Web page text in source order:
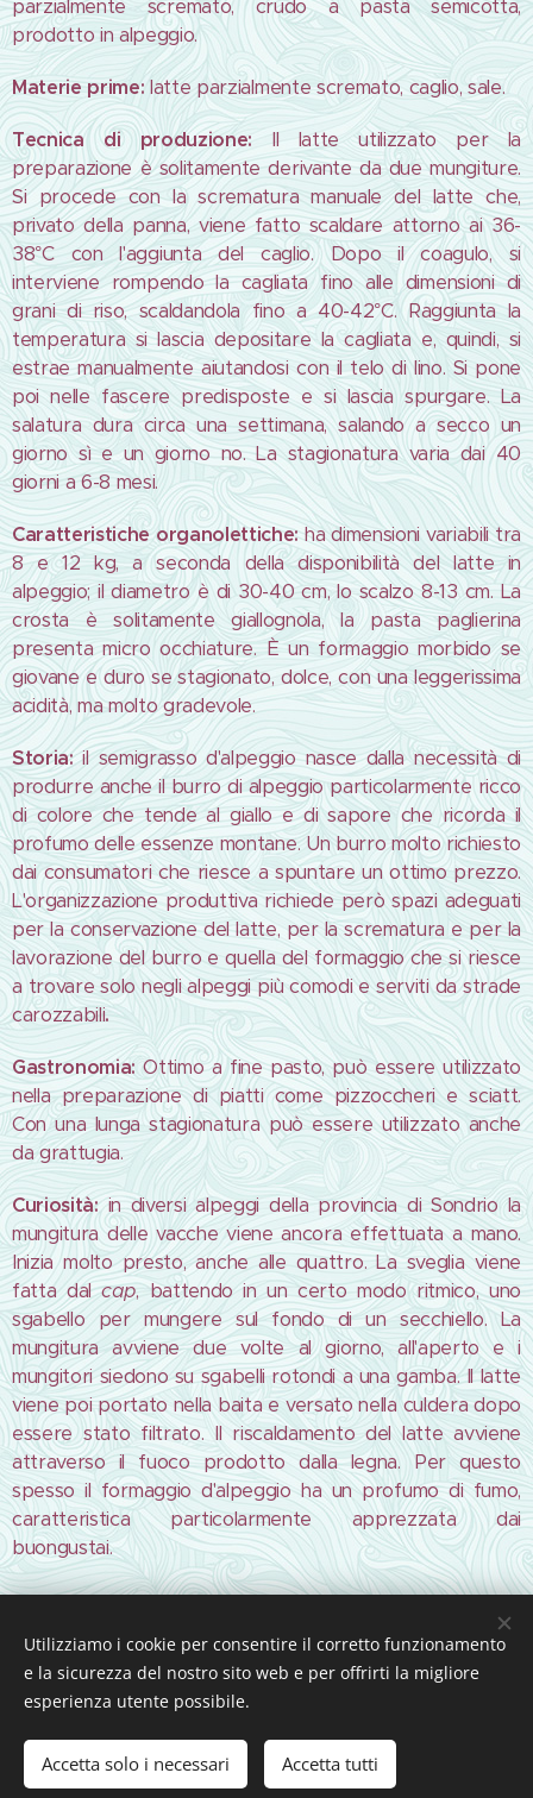
parzialmente scremato, crudo a pasta semicotta,
prodotto in alpeggio.
Materie prime: latte parzialmente scremato, caglio, sale.
Tecnica di produzione: Il latte utilizzato per la
preparazione è solitamente derivante da due mungiture.
Si procede con la scrematura manuale del latte che,
privato della panna, viene fatto scaldare attorno ai 36-
38°C con l'aggiunta del caglio. Dopo il coagulo, si
interviene rompendo la cagliata fino alle dimensioni di
grani di riso, scaldandola fino a 40-42°C. Raggiunta la
temperatura si lascia depositare la cagliata e, quindi, si
estrae manualmente aiutandosi con il telo di lino. Si pone
poi nelle fascere predisposte e si lascia spurgare. La
salatura dura circa una settimana, salando a secco un
giorno sì e un giorno no. La stagionatura varia dai 40
giorni a 6-8 mesi.
Caratteristiche organolettiche:ha dimensioni variabili tra
8 e 12 kg, a seconda della disponibilità del latte in
alpeggio; il diametro è di 30-40 cm, lo scalzo 8-13 cm. La
crosta è solitamente giallognola, la pasta paglierina
presenta micro occhiature. È un formaggio morbido se
giovane e duro se stagionato, dolce, con una leggerissima
acidità, ma molto gradevole.
Storia:il semigrasso d'alpeggio nasce dalla necessità di
produrre anche il burro di alpeggio particolarmente ricco
di colore che tende al giallo e di sapore che ricorda il
profumo delle essenze montane. Un burro molto richiesto
dai consumatori che riesce a spuntare un ottimo prezzo.
L'organizzazione produttiva richiede però spazi adeguati
per la conservazione del latte, per la scrematura e per la
lavorazione del burro e quella del formaggio che si riesce
a trovare solo negli alpeggi più comodi e serviti da strade
carozzabili.
Gastronomia:Ottimo a fine pasto, può essere utilizzato
nella preparazione di piatti come pizzoccheri e sciatt.
Con una lunga stagionatura può essere utilizzato anche
da grattugia.
Curiosità:in diversi alpeggi della provincia di Sondrio la
mungitura delle vacche viene ancora effettuata a mano.
Inizia molto presto, anche alle quattro. La sveglia viene
fatta dalcap, battendo in un certo modo ritmico, uno
sgabello per mungere sul fondo di un secchiello. La
mungitura avviene due volte al giorno, all'aperto e i
mungitori siedono su sgabelli rotondi a una gamba. Il latte
viene poi portato nella baita e versato nella culdera dopo
essere stato filtrato. Il riscaldamento del latte avviene
attraverso il fuoco prodotto dalla legna. Per questo
spesso il formaggio d'alpeggio ha un profumo di fumo,
caratteristica particolarmente apprezzata dai
buongustai.
Share
Webnode
Utilizziamo i cookie per consentire il corretto funzionamento
e la sicurezza del nostro sito web e per offrirti la migliore
esperienza utente possibile.
Accetta solo i necessari Accetta tutti